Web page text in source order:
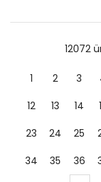
12072
1 2 3
12
13 14
23
24 25
34
35 36